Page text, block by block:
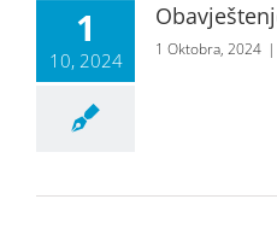
1
10, 2024 1 Oktobra, 2024 |